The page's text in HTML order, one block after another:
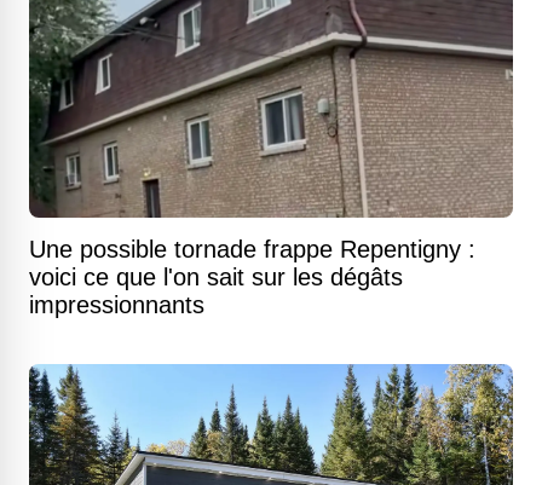
Une possible tornade frappe Repentigny :
voici ce que l'on sait sur les dégâts
impressionnants